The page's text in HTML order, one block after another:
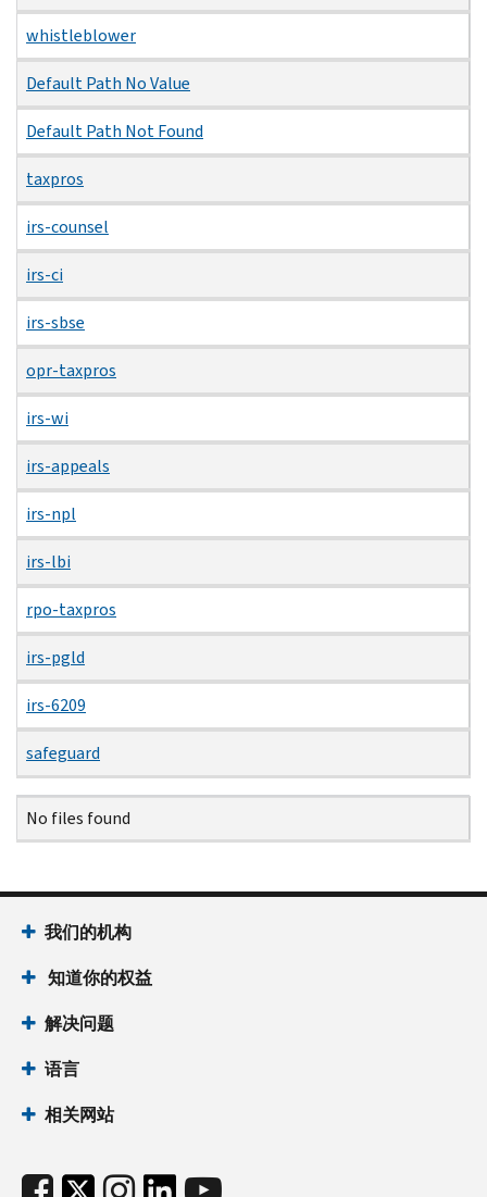
whistleblower
Default Path No Value
Default Path Not Found
taxpros
irs-counsel
irs-ci
irs-sbse
opr-taxpros
irs-wi
irs-appeals
irs-npl
irs-lbi
rpo-taxpros
irs-pgld
irs-6209
safeguard
Name
Date
Size
Description
No files found
我们的机构
知道你的权益
解决问题
语言
相关网站